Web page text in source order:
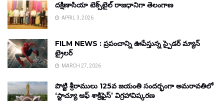
దక్షిణాసియా టెక్స్‌టైల్ రాజధానిగా తెలంగాణ
APRIL 3, 2026
FILM NEWS : ప్రపంచాన్ని ఊపేస్తున్న స్పైడర్ మ్యాన్
ట్రైలర్
MARCH 27, 2026
పొట్టి శ్రీరాములు 125వ జయంతి సందర్భంగా అమరావతిలో
‘స్టాచ్యూ ఆఫ్ శాక్రిఫైస్’ విగ్రహావిష్కరణ